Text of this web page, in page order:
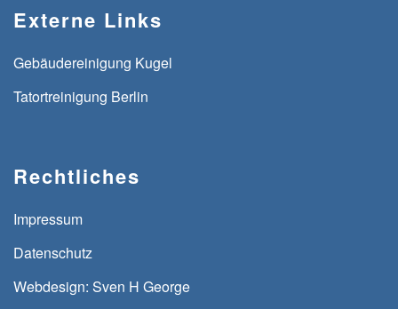
Externe Links
Gebäudereinigung Kugel
Tatortreinigung Berlin
Rechtliches
Impressum
Datenschutz
Webdesign: Sven H George